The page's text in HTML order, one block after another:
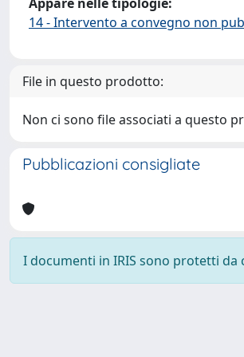
14 - Intervento a convegno non
File in questo prodotto:
Non ci sono file associati a questo
Pubblicazioni consigliate
I documenti in IRIS sono protetti